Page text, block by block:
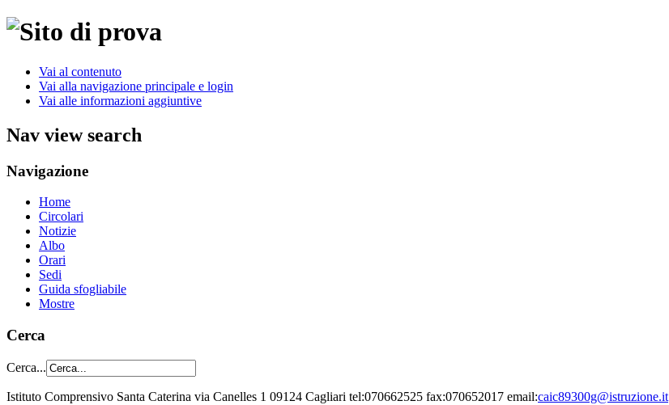
Vai al contenuto
Vai alla navigazione principale e login
Vai alle informazioni aggiuntive
Nav view search
Navigazione
Home
Circolari
Notizie
Albo
Orari
Sedi
Guida sfogliabile
Mostre
Cerca
Cerca...
Istituto Comprensivo Santa Caterina via Canelles 1 09124 Cagliari tel:070662525 fax:070652017 email:caic89300g@istruzione.it